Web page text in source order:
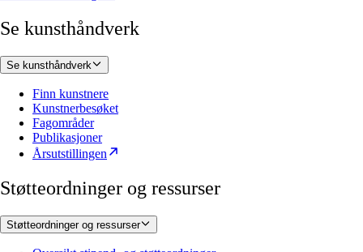
Se kunsthåndverk
Se kunsthåndverk
Finn kunstnere
Kunstnerbesøket
Fagområder
Publikasjoner
Årsutstillingen
Støtteordninger og ressurser
Støtteordninger og ressurser